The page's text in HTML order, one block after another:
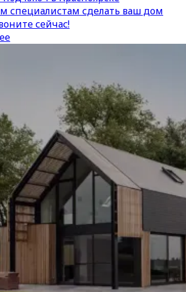
специалистам сделать ваш дом
сейчас!